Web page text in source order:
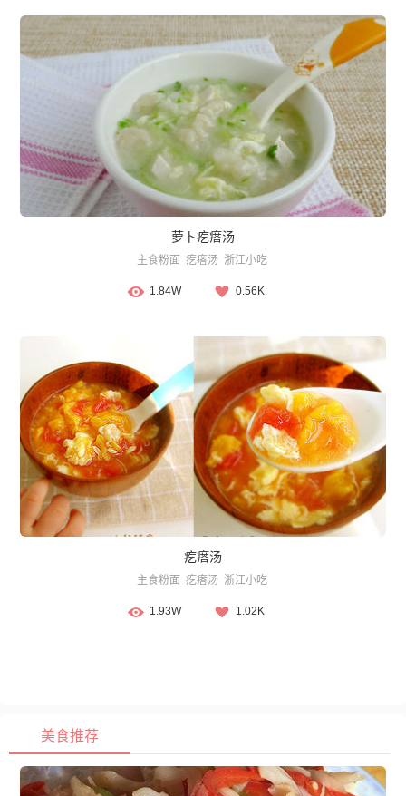
萝卜疙瘩汤
主食粉面 疙瘩汤 浙江小吃
1.84W 0.56K
疙瘩汤
主食粉面 疙瘩汤 浙江小吃
1.93W 1.02K
美食推荐